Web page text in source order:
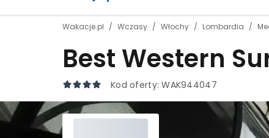
Wakacje.pl Wczasy Włochy Lombardia
Best Western
Kod oferty:WAK944047